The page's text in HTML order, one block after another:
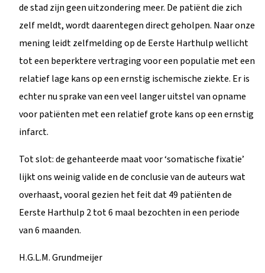
de stad zijn geen uitzondering meer. De patiënt die zich
zelf meldt, wordt daarentegen direct geholpen. Naar onze
mening leidt zelfmelding op de Eerste Harthulp wellicht
tot een beperktere vertraging voor een populatie met een
relatief lage kans op een ernstig ischemische ziekte. Er is
echter nu sprake van een veel langer uitstel van opname
voor patiënten met een relatief grote kans op een ernstig
infarct.
Tot slot: de gehanteerde maat voor ‘somatische fixatie’
lijkt ons weinig valide en de conclusie van de auteurs wat
overhaast, vooral gezien het feit dat 49 patiënten de
Eerste Harthulp 2 tot 6 maal bezochten in een periode
van 6 maanden.
H.G.L.M. Grundmeijer